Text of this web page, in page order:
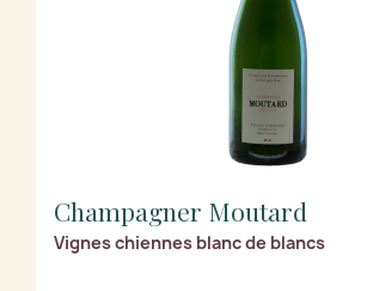
Champagner Moutard
Vignes chiennes blanc de blancs